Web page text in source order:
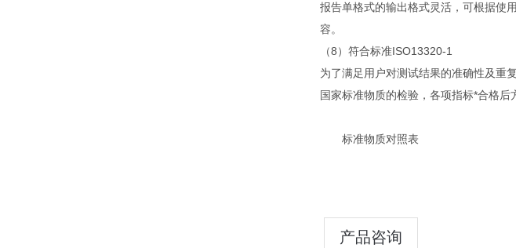
报告单格式的输出格式灵活，可根据使
容。
（8）符合标准ISO13320-1
为了满足用户对测试结果的准确性及重
国家标准物质的检验，各项指标*合格后
标准物质对照表
产品咨询